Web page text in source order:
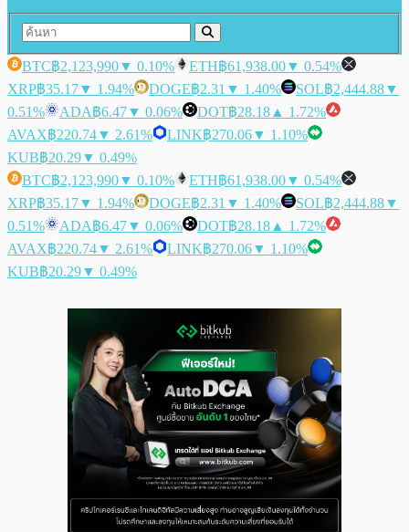
BTC฿2,123,990▼ 0.10% ETH฿61,938.00▼ 0.54%
XRP฿35.17▼ 1.94% DOGE฿2.31 ▼ 1.40% SOL฿2,444.88▼
0.51%
ADA฿6.47▼ 0.06% DOT฿28.18 ▲ 1.72%
AVAX฿220.74▼ 2.61% LINK฿270.06▼ 1.10%
KUB฿20.29▼ 0.49%
BTC฿2,123,990▼ 0.10% ETH฿61,938.00▼ 0.54%
XRP฿35.17▼ 1.94% DOGE฿2.31 ▼ 1.40% SOL฿2,444.88▼
0.51%
ADA฿6.47▼ 0.06% DOT฿28.18 ▲ 1.72%
AVAX฿220.74▼ 2.61% LINK฿270.06▼ 1.10%
KUB฿20.29▼ 0.49%